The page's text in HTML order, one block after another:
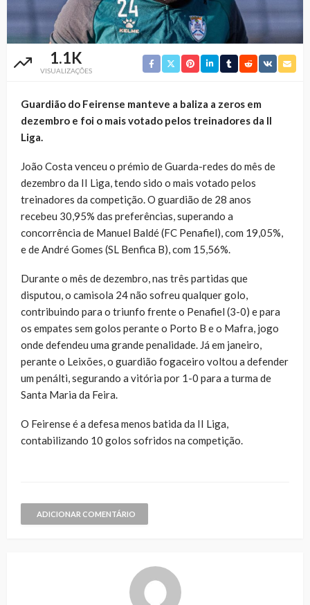
1.1K
VISUALIZAÇÕES
Guardião do Feirense manteve a baliza a zeros em
dezembro e foi o mais votado pelos treinadores da II
Liga.
João Costa venceu o prémio de Guarda-redes do mês de
dezembro da II Liga, tendo sido o mais votado pelos
treinadores da competição. O guardião de 28 anos
recebeu 30,95% das preferências, superando a
concorrência de Manuel Baldé (FC Penafiel), com 19,05%,
e de André Gomes (SL Benfica B), com 15,56%.
Durante o mês de dezembro, nas três partidas que
disputou, o camisola 24 não sofreu qualquer golo,
contribuindo para o triunfo frente o Penafiel (3-0) e para
os empates sem golos perante o Porto B e o Mafra, jogo
onde defendeu uma grande penalidade. Já em janeiro,
perante o Leixões, o guardião fogaceiro voltou a defender
um penálti, segurando a vitória por 1-0 para a turma de
Santa Maria da Feira.
O Feirense é a defesa menos batida da II Liga,
contabilizando 10 golos sofridos na competição.
ADICIONAR COMENTÁRIO